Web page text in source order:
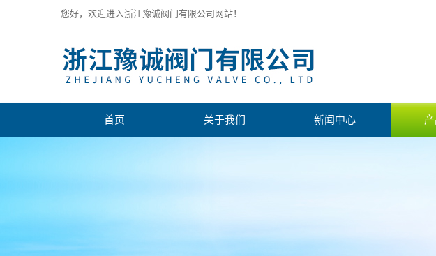
您好，欢迎进入浙江豫诚阀门有限公司网站！
首页 关于我们 新闻中心